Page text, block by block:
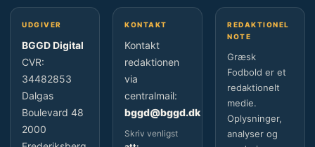
UDGIVER
BGGD Digital
CVR:
34482853
Dalgas
Boulevard 48
2000
KONTAKT
Kontakt
redaktionen
via
centralmail:
bggd@bggd.dk
Skriv venligst
REDAKTIONEL
NOTE
Græsk
Fodbold er et
redaktionelt
medie.
Oplysninger,
analyser og